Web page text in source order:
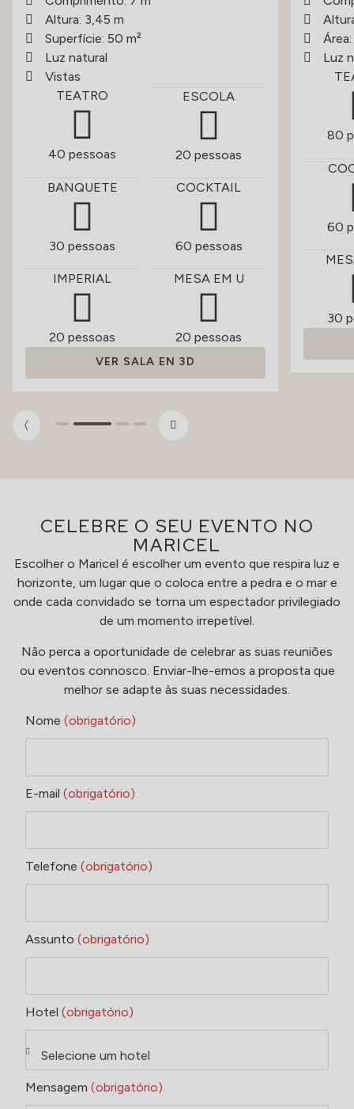
Altura: 3,45 m
Superfície: 50 m²
Luz natural
Vistas
TEATRO
40 pessoas
ESCOLA
20 pessoas
BANQUETE
30 pessoas
COCKTAIL
60 pessoas
IMPERIAL
20 pessoas
MESA EM U
20 pessoas
VER SALA EN 3D
Luz
80
60
30
CELEBRE O SEU EVENTO NO
MARICEL
Escolher o Maricel é escolher um evento que respira luz e
horizonte, um lugar que o coloca entre a pedra e o mar e
onde cada convidado se torna um espectador privilegiado
de um momento irrepetível.
Não perca a oportunidade de celebrar as suas reuniões
ou eventos connosco. Enviar-lhe-emos a proposta que
melhor se adapte às suas necessidades.
Nome (obrigatório)
E-mail (obrigatório)
Telefone (obrigatório)
Assunto (obrigatório)
Hotel (obrigatório)
Mensagem (obrigatório)